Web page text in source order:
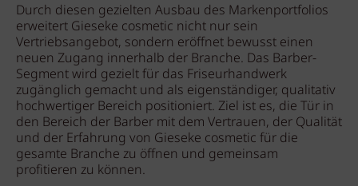
Durch diesen gezielten Ausbau des Markenportfolios
erweitert Gieseke cosmetic nicht nur sein
Vertriebsangebot, sondern eröffnet bewusst einen
neuen Zugang innerhalb der Branche. Das Barber-
Segment wird gezielt für das Friseurhandwerk
zugänglich gemacht und als eigenständiger, qualitativ
hochwertiger Bereich positioniert. Ziel ist es, die Tür in
den Bereich der Barber mit dem Vertrauen, der Qualität
und der Erfahrung von Gieseke cosmetic für die
gesamte Branche zu öffnen und gemeinsam
profitieren zu können.